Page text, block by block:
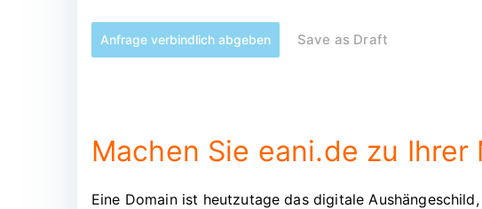
Anfrage verbindlich abgeben Save as Draft
Machen Sie eani.de zu Ihrer
Eine Domain ist heutzutage das digitale